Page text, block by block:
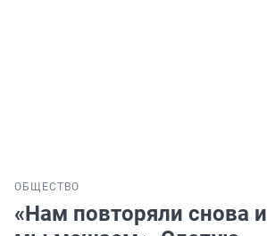
ОБЩЕСТВО
«Нам повторяли снова